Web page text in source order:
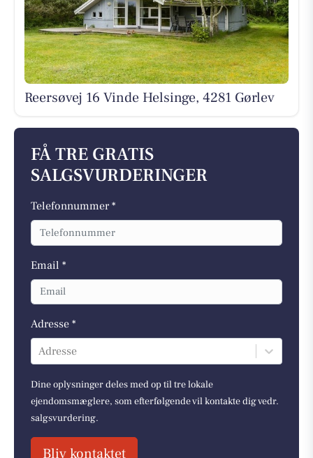
Reersøvej 16 Vinde Helsinge, 4281 Gørlev
FÅ TRE GRATIS
SALGSVURDERINGER
Telefonnummer *
Email *
Adresse *
Adresse
Dine oplysninger deles med op til tre lokale
ejendomsmæglere, som efterfølgende vil kontakte dig vedr.
salgsvurdering.
Bliv kontaktet